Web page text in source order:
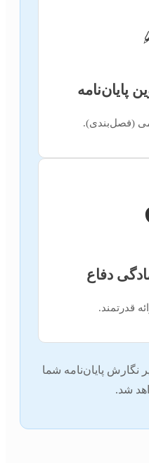
(فصل‌بندی).
قدرتمند.
نگارش پایان‌نامه شما
شد.